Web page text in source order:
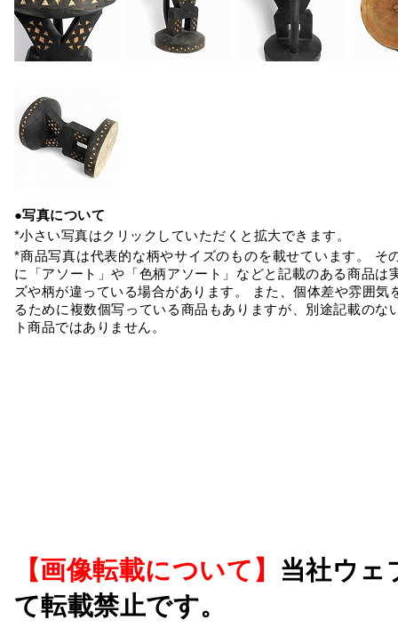
●写真について
*小さい写真はクリックしていただくと拡大できます。
*商品写真は代表的な柄やサイズのものを載せています。 そ
に「アソート」や「色柄アソート」などと記載のある商品は
ズや柄が違っている場合があります。 また、個体差や雰囲気
るために複数個写っている商品もありますが、別途記載のな
ト商品ではありません。
【画像転載について】 当社ウェ
て転載禁止です。